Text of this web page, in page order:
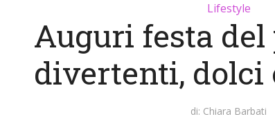
Lifestyle
Auguri festa del
divertenti, dolci
di: Chiara Barbati
Gli step
la skin care